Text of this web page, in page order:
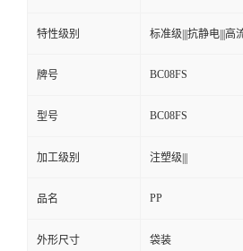
特性级别 标准级|||抗静电|||高
牌号 BC08FS
型号 BC08FS
加工级别 注塑级|||
品名 PP
外形尺寸 袋装